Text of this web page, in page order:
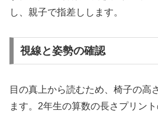
し、親子で指差しします。
視線と姿勢の確認
目の真上から読むため、椅子の高
ます。2年生の算数の長さプリン